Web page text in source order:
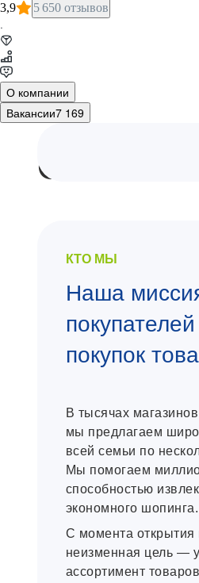
3,9 5 650 отзывов
·
О компании
Вакансии7 169
О
КТО МЫ
Наша
покупок
В тысячах
мы предлагаем
всей семьи по
Мы помогаем
способностью
экономного шопинга.
C момента открытия
неизменная цель —
ассортимент